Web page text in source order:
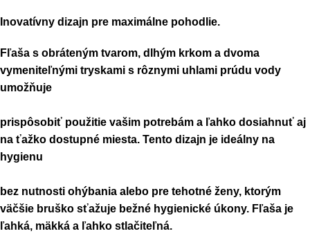
Inovatívny dizajn pre maximálne pohodlie.
Fľaša s obráteným tvarom, dlhým krkom a dvoma
vymeniteľnými tryskami s rôznymi uhlami prúdu vody
umožňuje
prispôsobiť použitie vašim potrebám a ľahko dosiahnuť aj
na ťažko dostupné miesta. Tento dizajn je ideálny na
hygienu
bez nutnosti ohýbania alebo pre tehotné ženy, ktorým
väčšie bruško sťažuje bežné hygienické úkony. Fľaša je
ľahká, mäkká a ľahko stlačiteľná.